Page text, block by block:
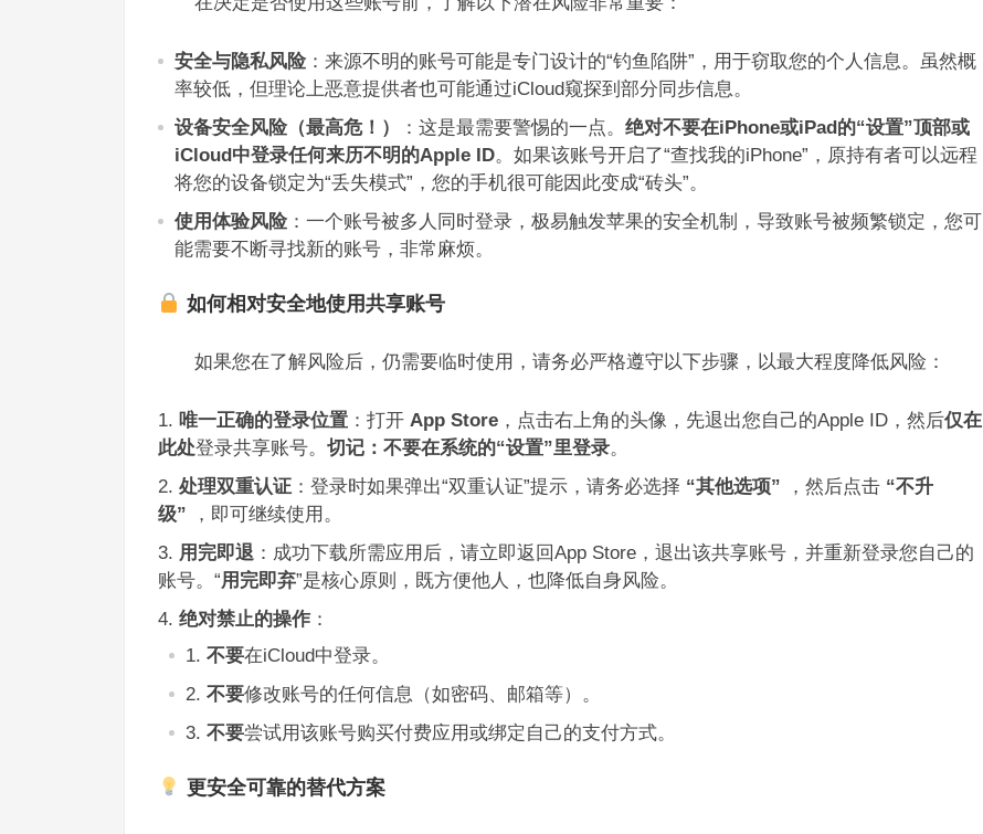
安全与隐私风险 ：来源不明的账号可能是专门设计的“钓鱼陷阱”，用于窃取您的个人信息。虽然概
率较低，但理论上恶意提供者也可能通过iCloud窥探到部分同步信息。
设备安全风险（最高危！）
：这是最需要警惕的一点。 绝对不要在iPhone或iPad的“设置”顶部或
iCloud中登录任何来历不明的Apple ID。如果该账号开启了“查找我的iPhone”，原持有者可以远程
将您的设备锁定为“丢失模式”，您的手机很可能因此变成“砖头”。
使用体验风险 ：一个账号被多人同时登录，极易触发苹果的安全机制，导致账号被频繁锁定，您可
能需要不断寻找新的账号，非常麻烦。
如何相对安全地使用共享账号
如果您在了解风险后，仍需要临时使用，请务必严格遵守以下步骤，以最大程度降低风险：
唯一正确的登录位置 ：打开 App Store ，点击右上角的头像，先退出您自己的Apple ID，然后仅在
此处登录共享账号。 切记：不要在系统的“设置”里登录。
处理双重认证 ：登录时如果弹出“双重认证”提示，请务必选择 “其他选项” ，然后点击 “不升
级” ，即可继续使用。
用完即退 ：成功下载所需应用后，请立即返回App Store，退出该共享账号，并重新登录您自己的
账号。“用完即弃”是核心原则，既方便他人，也降低自身风险。
绝对禁止的操作 ：
不要在iCloud中登录。
不要修改账号的任何信息（如密码、邮箱等）。
不要尝试用该账号购买付费应用或绑定自己的支付方式。
更安全可靠的替代方案